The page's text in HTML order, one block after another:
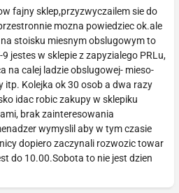
fajny sklep,przyzwyczailem sie do
mozna powiedziec ok.ale
stoisku miesnym obslugowym to
jestes w sklepie z zapyzialego PRLu,
na calej ladzie obslugowej- mieso-
itp. Kolejka ok 30 osob a dwa razy
idac robic zakupy w sklepiku
brak zainteresowania
wymyslil aby w tym czasie
dopiero zaczynali rozwozic towar
do 10.00.Sobota to nie jest dzien